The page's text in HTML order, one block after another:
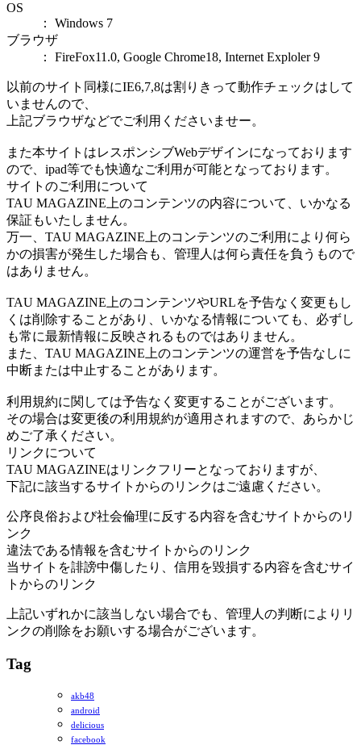
OS
： Windows 7
ブラウザ
： FireFox11.0, Google Chrome18, Internet Exploler 9
以前のサイト同様にIE6,7,8は割りきって動作チェックはして
いませんので、
上記ブラウザなどでご利用くださいませー。
また本サイトはレスポンシブWebデザインになっております
ので、ipad等でも快適なご利用が可能となっております。
サイトのご利用について
TAU MAGAZINE上のコンテンツの内容について、いかなる
保証もいたしません。
万一、TAU MAGAZINE上のコンテンツのご利用により何ら
かの損害が発生した場合も、管理人は何ら責任を負うもので
はありません。
TAU MAGAZINE上のコンテンツやURLを予告なく変更もし
くは削除することがあり、いかなる情報についても、必ずし
も常に最新情報に反映されるものではありません。
また、TAU MAGAZINE上のコンテンツの運営を予告なしに
中断または中止することがあります。
利用規約に関しては予告なく変更することがございます。
その場合は変更後の利用規約が適用されますので、あらかじ
めご了承ください。
リンクについて
TAU MAGAZINEはリンクフリーとなっておりますが、
下記に該当するサイトからのリンクはご遠慮ください。
公序良俗および社会倫理に反する内容を含むサイトからのリ
ンク
違法である情報を含むサイトからのリンク
当サイトを誹謗中傷したり、信用を毀損する内容を含むサイ
トからのリンク
上記いずれかに該当しない場合でも、管理人の判断によりリ
ンクの削除をお願いする場合がございます。
Tag
akb48
android
delicious
facebook